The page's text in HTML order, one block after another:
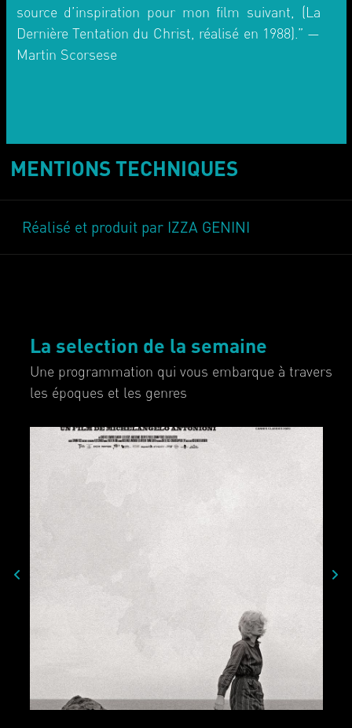
source d’inspiration pour mon film suivant, (La
Dernière Tentation du Christ, réalisé en 1988).” —
Martin Scorsese
MENTIONS TECHNIQUES
Réalisé et produit par IZZA GENINI
La selection de la semaine
Une programmation qui vous embarque à travers
les époques et les genres